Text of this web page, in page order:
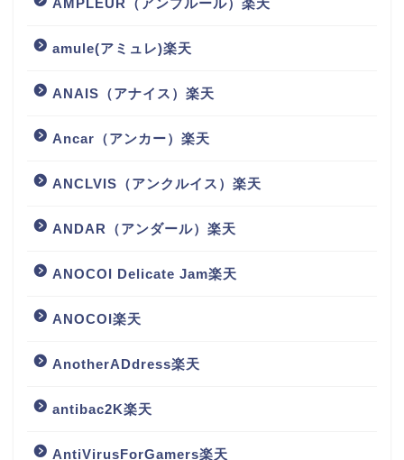
amule(アミュレ)楽天
ANAIS（アナイス）楽天
Ancar（アンカー）楽天
ANCLVIS（アンクルイス）楽天
ANDAR（アンダール）楽天
ANOCOI Delicate Jam楽天
ANOCOI楽天
AnotherADdress楽天
antibac2K楽天
AntiVirusForGamers楽天